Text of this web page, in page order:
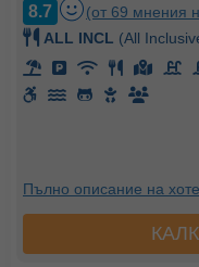
8.7
(от 69 мнения
ALL INCL (All
Пълно описание на